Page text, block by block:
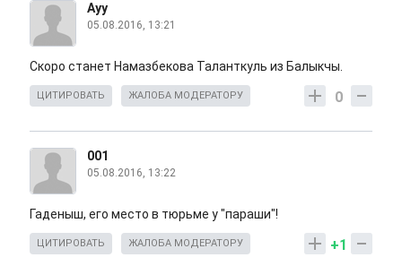
Ауу
05.08.2016, 13:21
Скоро станет Намазбекова Таланткуль из Балыкчы.
0
ЦИТИРОВАТЬ ЖАЛОБА МОДЕРАТОРУ
001
05.08.2016, 13:22
Гаденыш, его место в тюрьме у "параши"!
+1
ЦИТИРОВАТЬ ЖАЛОБА МОДЕРАТОРУ